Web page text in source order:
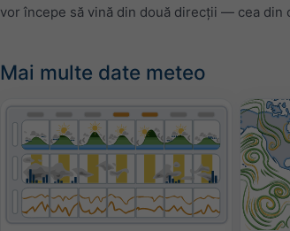
vor începe să vină din două direcții — cea din
Mai multe date meteo